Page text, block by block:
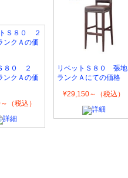
８０ ２
クＡの価
（税込）
リベットＳ８０ 張地
ランクＡにての価格
¥29,150～（税込）